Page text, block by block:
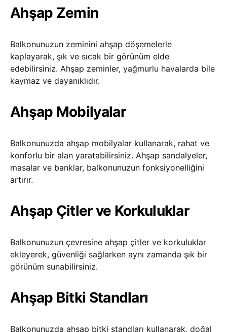
Ahşap Zemin
Balkonunuzun zeminini ahşap döşemelerle
kaplayarak, şık ve sıcak bir görünüm elde
edebilirsiniz. Ahşap zeminler, yağmurlu havalarda bile
kaymaz ve dayanıklıdır.
Ahşap Mobilyalar
Balkonunuzda ahşap mobilyalar kullanarak, rahat ve
konforlu bir alan yaratabilirsiniz. Ahşap sandalyeler,
masalar ve banklar, balkonunuzun fonksiyonelliğini
artırır.
Ahşap Çitler ve Korkuluklar
Balkonunuzun çevresine ahşap çitler ve korkuluklar
ekleyerek, güvenliği sağlarken aynı zamanda şık bir
görünüm sunabilirsiniz.
Ahşap Bitki Standları
Balkonunuzda ahşap bitki standları kullanarak, doğal